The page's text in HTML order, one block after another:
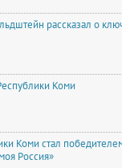
рассказал о
Коми
Коми стал
Россия»